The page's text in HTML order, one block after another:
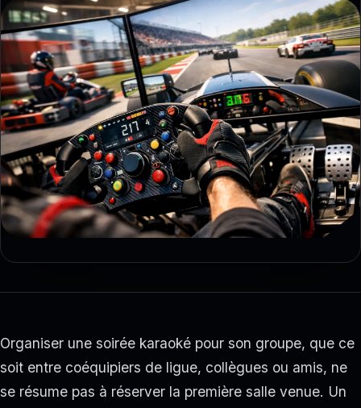
RZ · TELEMETRY
Organiser une soirée karaoké pour son groupe, que ce
soit entre coéquipiers de ligue, collègues ou amis, ne
se résume pas à réserver la première salle venue. Un